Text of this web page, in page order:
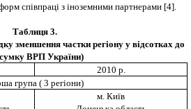
співпраці з іноземними партнерами [4].
Таблиця 3.
зменшення частки регіону у відсотках до
ВРП України)
2010 р.
група ( 3 регіони)
м. Київ